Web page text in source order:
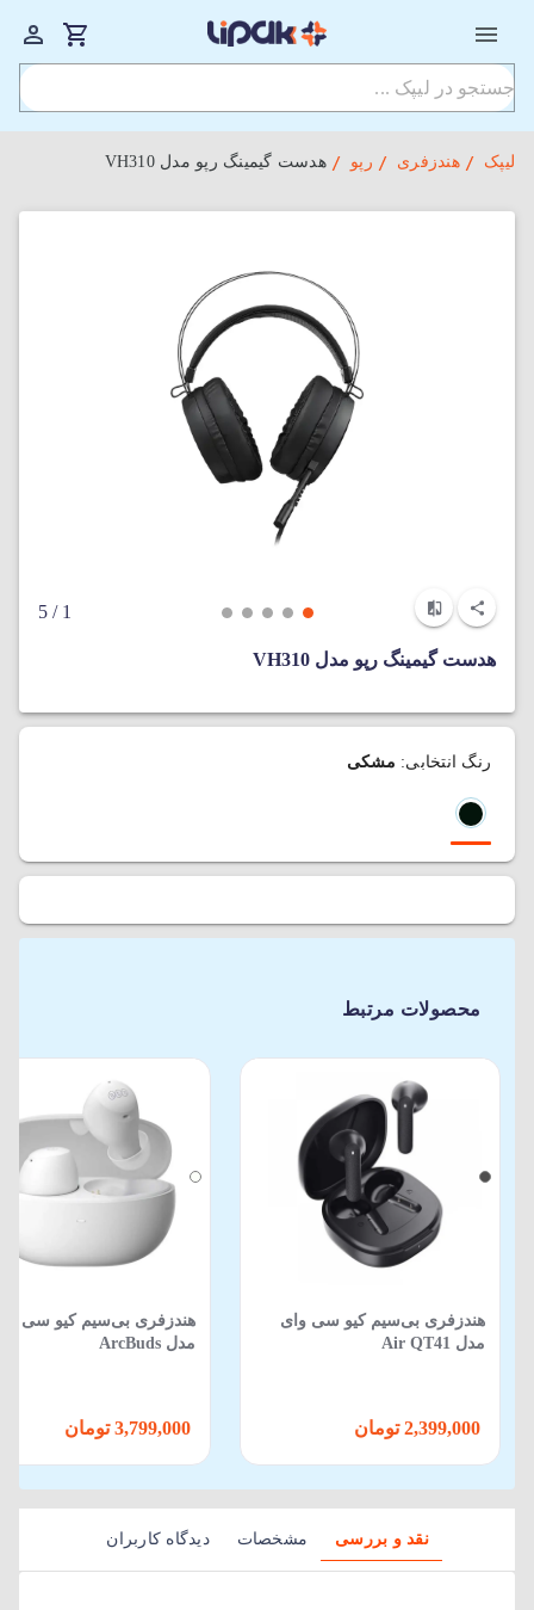
لیپک هندزفری رپو هدست گیمینگ رپو مدل VH310
1
/ 5
هدست گیمینگ رپو مدل VH310
رنگ انتخابی: مشکی
محصولات مرتبط
هندزفری بی‌سیم کیو سی وای
مدل Air QT41
هندزفری بی‌سیم کیو سی
مدل ArcBuds
نقد و بررسی مشخصات دیدگاه کاربران